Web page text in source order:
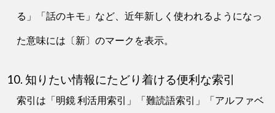
る」「話のキモ」など、近年新しく使われるようになっ
た意味には〔新〕のマークを表示。
10. 知りたい情報にたどり着ける便利な索引
索引は「明鏡 利活用索引」「難読語索引」「アルファベ